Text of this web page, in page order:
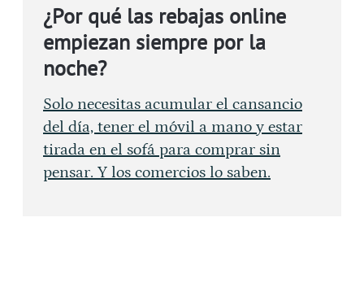
¿Por qué las rebajas online
empiezan siempre por la
noche?
Solo necesitas acumular el cansancio
del día, tener el móvil a mano y estar
tirada en el sofá para comprar sin
pensar. Y los comercios lo saben.